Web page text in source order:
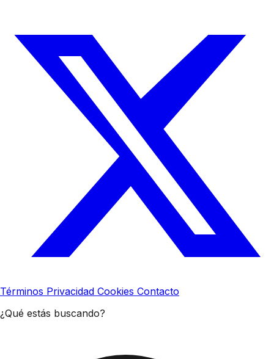
Términos Privacidad Cookies Contacto
¿Qué estás buscando?